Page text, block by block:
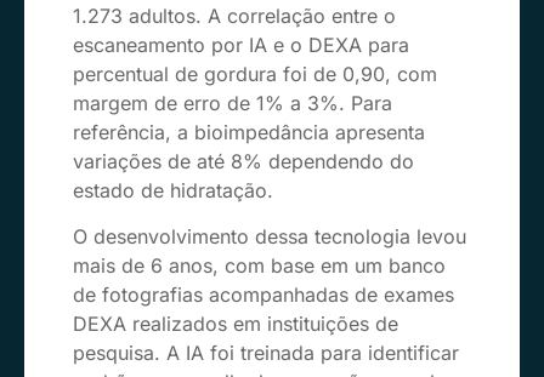
1.273 adultos. A correlação entre o
escaneamento por IA e o DEXA para
percentual de gordura foi de 0,90, com
margem de erro de 1% a 3%. Para
referência, a bioimpedância apresenta
variações de até 8% dependendo do
estado de hidratação.
O desenvolvimento dessa tecnologia levou
mais de 6 anos, com base em um banco
de fotografias acompanhadas de exames
DEXA realizados em instituições de
pesquisa. A IA foi treinada para identificar